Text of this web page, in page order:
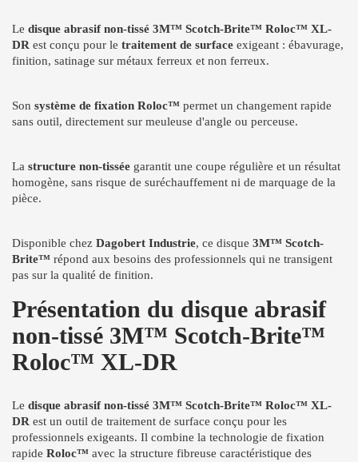
Le disque abrasif non-tissé 3M™ Scotch-Brite™ Roloc™ XL-
DR est conçu pour le traitement de surface exigeant : ébavurage,
finition, satinage sur métaux ferreux et non ferreux.
Son système de fixation Roloc™ permet un changement rapide
sans outil, directement sur meuleuse d'angle ou perceuse.
La structure non-tissée garantit une coupe régulière et un résultat
homogène, sans risque de suréchauffement ni de marquage de la
pièce.
Disponible chez Dagobert Industrie, ce disque 3M™ Scotch-
Brite™ répond aux besoins des professionnels qui ne transigent
pas sur la qualité de finition.
Présentation du disque abrasif
non-tissé 3M™ Scotch-Brite™
Roloc™ XL-DR
Le disque abrasif non-tissé 3M™ Scotch-Brite™ Roloc™ XL-
DR est un outil de traitement de surface conçu pour les
professionnels exigeants. Il combine la technologie de fixation
rapide Roloc™ avec la structure fibreuse caractéristique des